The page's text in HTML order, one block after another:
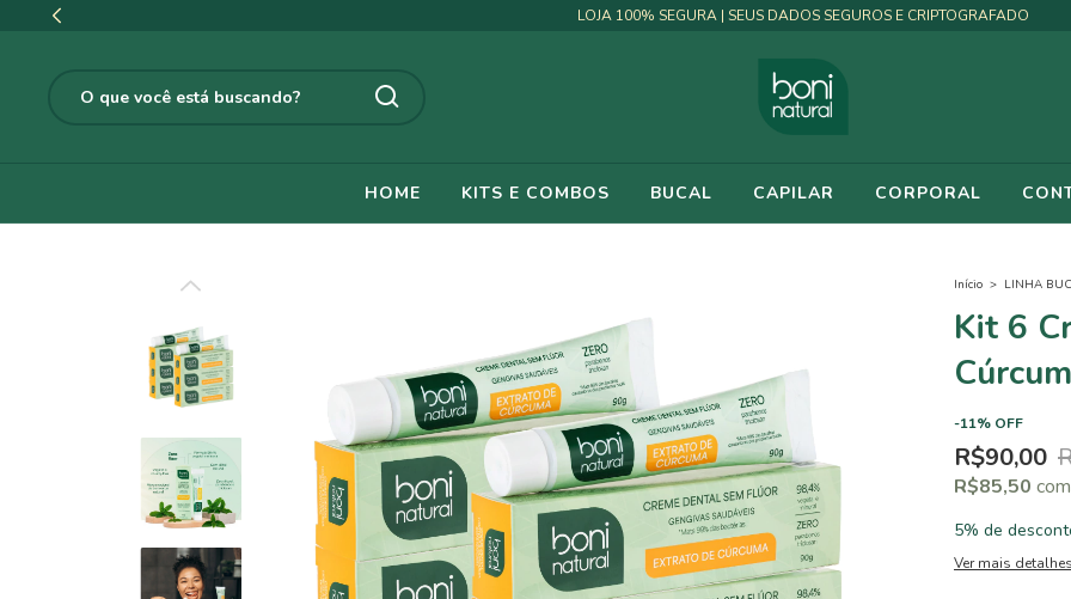
FRETE GRÁTIS | A PARTIR DE R$90 PARA SUDESTE / R$190 DEMAIS
HOME KITS E COMBOS BUCAL CAPILAR CORPORAL
Início > LINHA
Kit 6
-11% OFF
R$90,00
R$85,50 com
5% de
Ver mais detalhes